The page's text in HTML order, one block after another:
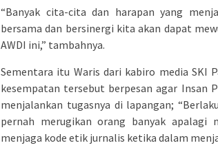
“Banyak cita-cita dan harapan yang
bersama dan bersinergi kita akan dapat
AWDI ini,” tambahnya.
Sementara itu Waris dari kabiro media SKI
kesempatan tersebut berpesan agar Insan
menjalankan tugasnya di lapangan;
pernah merugikan orang banyak apalagi
menjaga kode etik jurnalis ketika dalam